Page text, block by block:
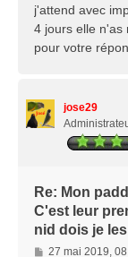
j'attend avec
4 jours elle n'as
pour votre
jose29
Re: Mon
C'est leur
nid dois je
M
27 mai 2019,